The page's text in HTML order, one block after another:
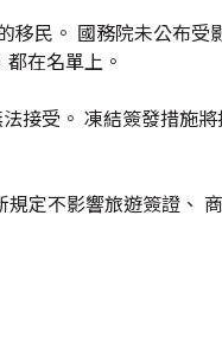
民。 國務院未公布
在名單上。
接受。 凍結簽發措施
定不影響旅遊簽證、